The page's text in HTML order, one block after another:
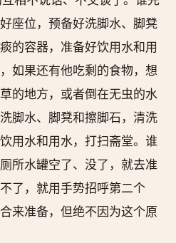
座位，预备好洗脚水、脚凳
的容器，准备好饮用水和用
如果还有他吃剩的食物，想
的地方，或者倒在无虫的水
脚水、脚凳和擦脚石，清洗
用水和用水，打扫斋堂。谁
所水罐空了、没了，就去准
了，就用手势招呼第二个
来准备，但绝不因为这个原